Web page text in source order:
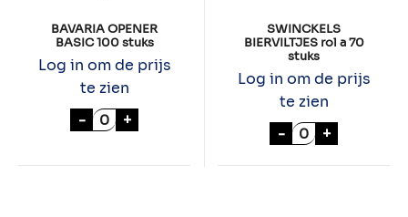
BAVARIA OPENER
BASIC 100 stuks
Log in om de prijs
te zien
- BAVARIA OPENER BASIC 100 stuks aantal
+
SWINCKELS
BIERVILTJES rol a 70
stuks
Log in om de prijs
te zien
- SWINCKELS
+